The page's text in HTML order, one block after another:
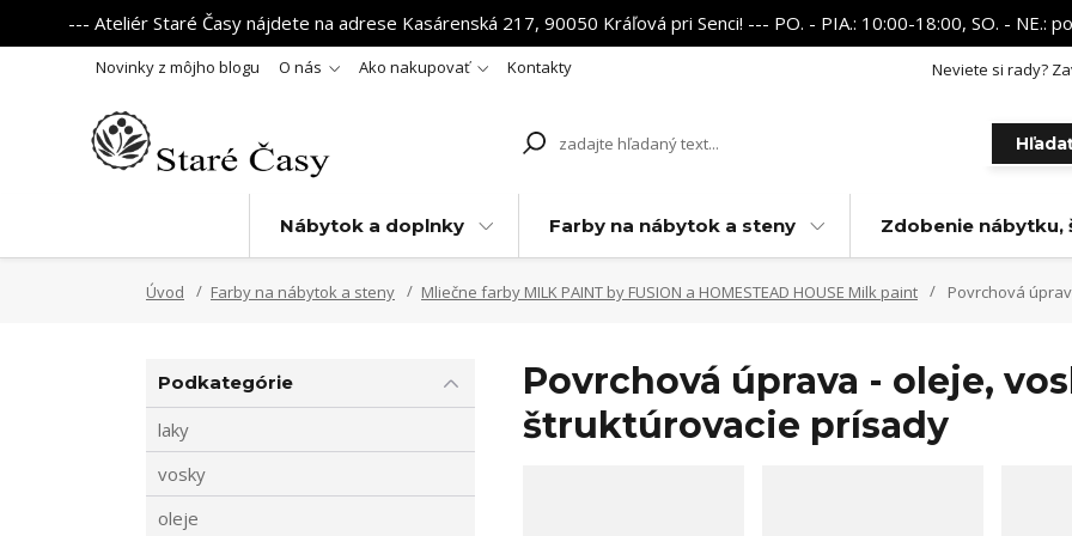
--- Ateliér Staré Časy nájdete na adrese Kasárenská 217, 90050 Kráľová pri Senci! --- PO. - PIA.: 10:00-18:00, SO. -
Novinky z môjho blogu O nás Ako nakupovať Kontakty Neviete si rady?
Nábytok a doplnky Farby na nábytok a steny Zdobenie nábytku,
Úvod Farby na nábytok a steny Mliečne farby MILK PAINT by FUSION a HOMESTEAD HOUSE Milk paint Povrchová
Povrchová úprava - oleje,
štruktúrovacie prísady
Podkategórie
laky
vosky
oleje